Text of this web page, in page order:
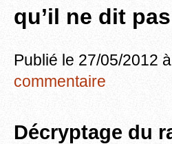
qu’il ne dit
Publié le 27/05/2012
commentaire
Décryptage du